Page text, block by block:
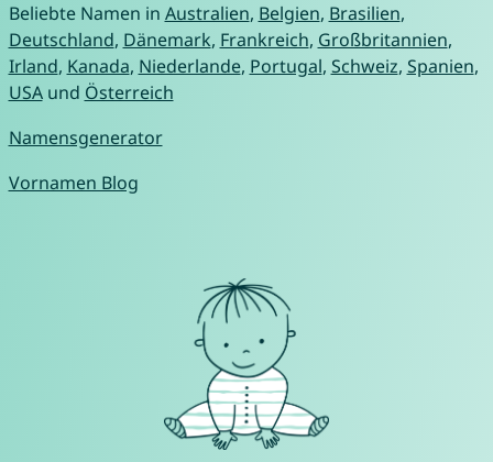
Beliebte Namen in Australien, Belgien, Brasilien,
Deutschland, Dänemark, Frankreich, Großbritannien,
Irland, Kanada, Niederlande, Portugal, Schweiz, Spanien,
USAund Österreich
Namensgenerator
Vornamen Blog